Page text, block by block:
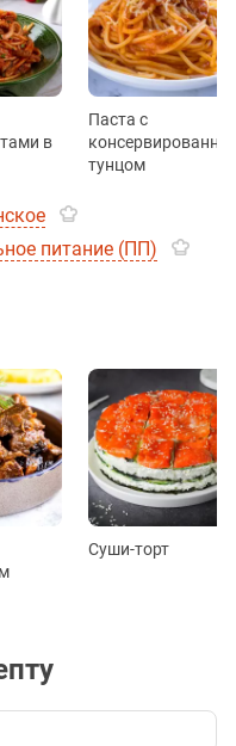
в
Паста с
тунцом
питание (ПП)
Суши-торт